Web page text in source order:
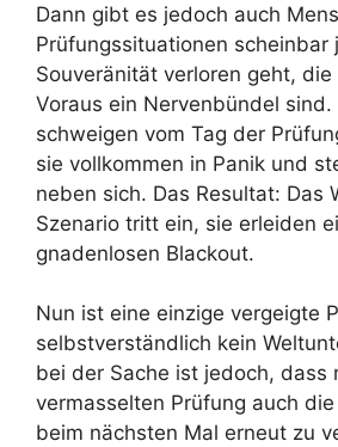
Dann gibt es jedoch auch
Prüfungssituationen scheinbar
Souveränität verloren geht,
Voraus ein Nervenbündel sind.
schweigen vom Tag der
sie vollkommen in Panik und
neben sich. Das Resultat: Das
Szenario tritt ein, sie erleiden
gnadenlosen Blackout.
Nun ist eine einzige vergeigte
selbstverständlich kein
bei der Sache ist jedoch, dass
vermasselten Prüfung auch
beim nächsten Mal erneut zu